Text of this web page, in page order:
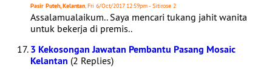
Pasir Puteh, Kelantan, Fri 6/Oct/2017 12:59pm - Sitirose 2
Assalamualaikum.. Saya mencari tukang jahit wanita
untuk bekerja di premis..
3 Kekosongan Jawatan Pembantu Pasang Mosaic
Kelantan (2 Replies)